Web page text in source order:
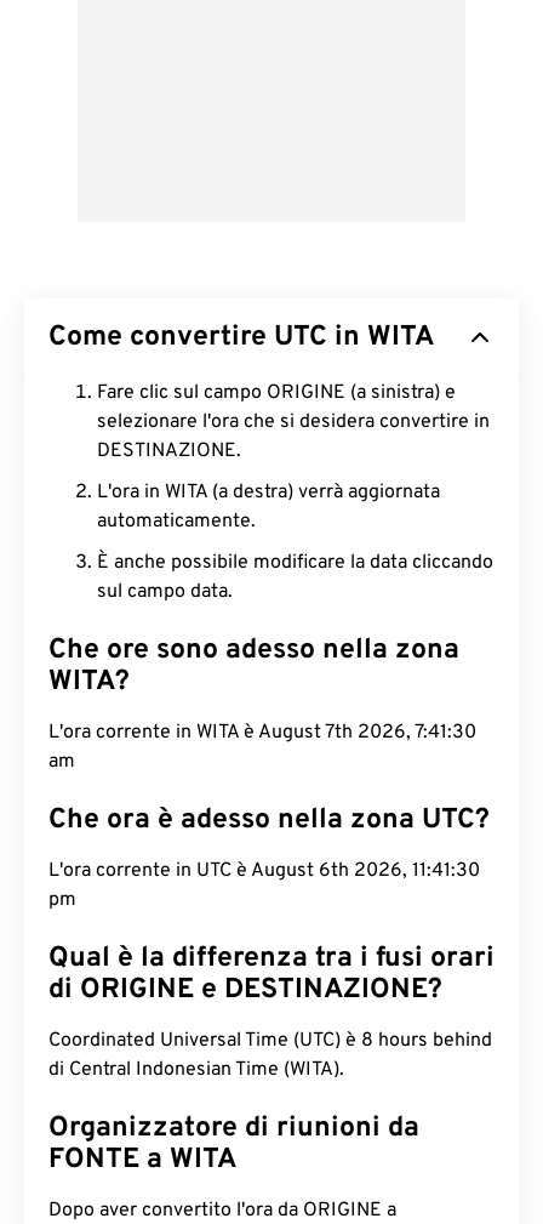
Come convertire UTC in WITA
Fare clic sul campo ORIGINE (a sinistra) e
selezionare l'ora che si desidera convertire in
DESTINAZIONE.
L'ora in WITA (a destra) verrà aggiornata
automaticamente.
È anche possibile modificare la data cliccando
sul campo data.
Che ore sono adesso nella zona
WITA?
L'ora corrente in WITA è August 7th 2026, 7:41:31
am
Che ora è adesso nella zona UTC?
L'ora corrente in UTC è August 6th 2026, 11:41:31
pm
Qual è la differenza tra i fusi orari
di ORIGINE e DESTINAZIONE?
Coordinated Universal Time (UTC) è 8 hours behind
di Central Indonesian Time (WITA).
Organizzatore di riunioni da
FONTE a WITA
Dopo aver convertito l'ora da ORIGINE a